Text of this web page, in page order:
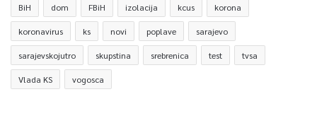
BiH dom FBiH izolacija kcus korona
koronavirus ks novi poplave sarajevo
sarajevskojutro skupstina srebrenica test tvsa
Vlada KS vogosca